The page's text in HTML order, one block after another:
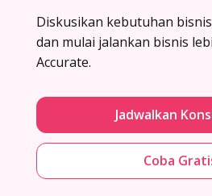
Diskusikan kebutuhan
dan mulai jalankan bisnis
Accurate.
Jadwalkan
Coba